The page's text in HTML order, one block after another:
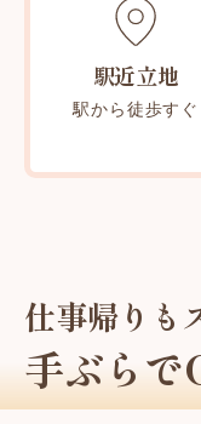
駅近立地
駅から徒歩すぐ
仕事帰りも
手ぶら